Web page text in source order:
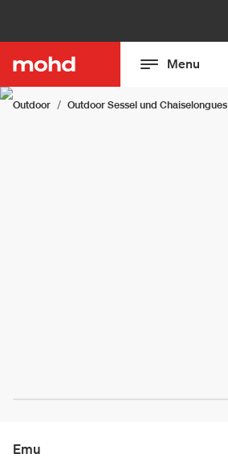
Menu
Outdoor Outdoor Sessel und Chaiselongues
Emu